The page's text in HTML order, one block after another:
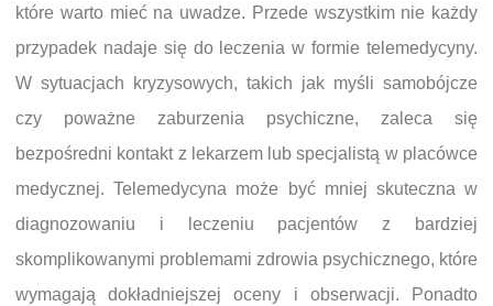
które warto mieć na uwadze. Przede wszystkim nie każdy
przypadek nadaje się do leczenia w formie telemedycyny.
W sytuacjach kryzysowych, takich jak myśli samobójcze
czy poważne zaburzenia psychiczne, zaleca się
bezpośredni kontakt z lekarzem lub specjalistą w placówce
medycznej. Telemedycyna może być mniej skuteczna w
diagnozowaniu i leczeniu pacjentów z bardziej
skomplikowanymi problemami zdrowia psychicznego, które
wymagają dokładniejszej oceny i obserwacji. Ponadto